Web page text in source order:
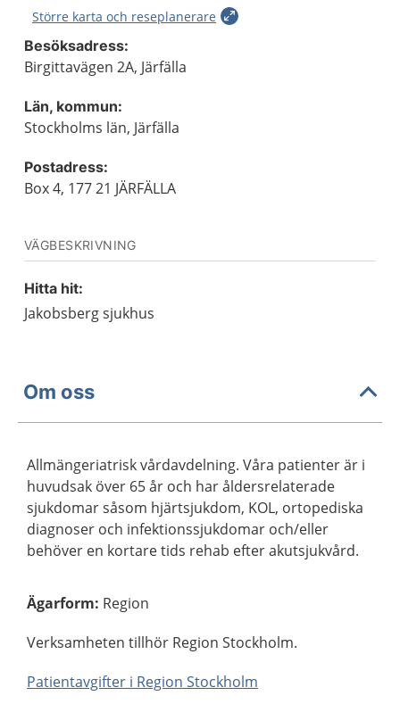
Större karta och reseplanerare
Besöksadress:
Birgittavägen 2A, Järfälla
Län, kommun:
Stockholms län, Järfälla
Postadress:
Box 4, 177 21 JÄRFÄLLA
VÄGBESKRIVNING
Hitta hit:
Jakobsberg sjukhus
Om oss
Allmängeriatrisk vårdavdelning. Våra patienter är i
huvudsak över 65 år och har åldersrelaterade
sjukdomar såsom hjärtsjukdom, KOL, ortopediska
diagnoser och infektionssjukdomar och/eller
behöver en kortare tids rehab efter akutsjukvård.
Ägarform: Region
Verksamheten tillhör Region Stockholm.
Patientavgifter i Region Stockholm